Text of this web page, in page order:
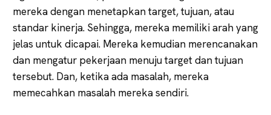
mereka dengan menetapkan target, tujuan, atau
standar kinerja. Sehingga, mereka memiliki arah yang
jelas untuk dicapai. Mereka kemudian merencanakan
dan mengatur pekerjaan menuju target dan tujuan
tersebut. Dan, ketika ada masalah, mereka
memecahkan masalah mereka sendiri.